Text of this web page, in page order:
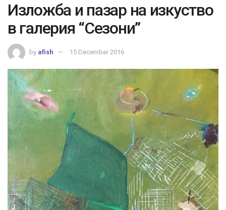
Изложба и пазар на изкуство
в галерия “Сезони”
by afish 15 December 2016